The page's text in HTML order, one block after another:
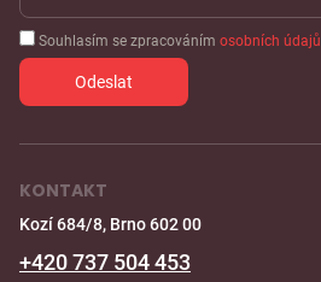
Souhlasím se zpracováním osobních údajů
KONTAKT
Kozí 684/8, Brno 602 00
+420 737 504 453